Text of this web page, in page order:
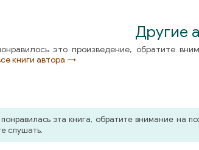
Другие
это произведение, обратите
книги автора →
эта книга, обратите внимание на
слушать.